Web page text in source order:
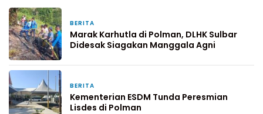
BERITA
Marak Karhutla di Polman, DLHK Sulbar
Didesak Siagakan Manggala Agni
BERITA
Kementerian ESDM Tunda Peresmian
Lisdes di Polman